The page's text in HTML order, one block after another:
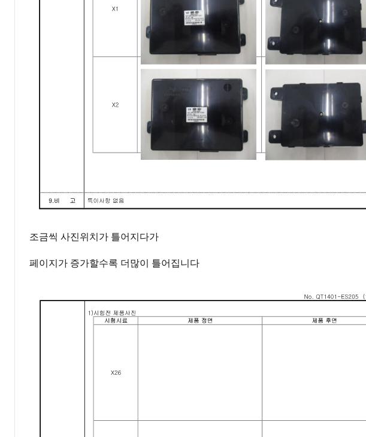
조금씩 사진위치가 틀어지다가
페이지가 증가할수록 더많이 틀어집니다